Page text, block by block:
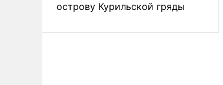
острову Курильской гряды